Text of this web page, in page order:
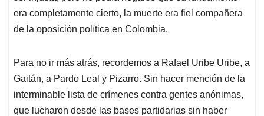
era completamente cierto, la muerte era fiel compañera
de la oposición política en Colombia.
Para no ir más atrás, recordemos a Rafael Uribe Uribe, a
Gaitán, a Pardo Leal y Pizarro. Sin hacer mención de la
interminable lista de crímenes contra gentes anónimas,
que lucharon desde las bases partidarias sin haber